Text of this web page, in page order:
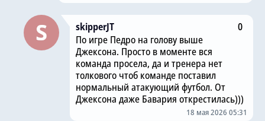
skipperJT
0
По игре Педро на голову выше
Джексона. Просто в моменте вся
команда просела, да и тренера нет
толкового чтоб команде поставил
нормальный атакующий футбол. От
Джексона даже Бавария открестилась)))
18 мая 2026 05:31